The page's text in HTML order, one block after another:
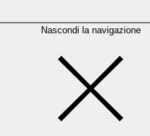
Nascondi la navigazione